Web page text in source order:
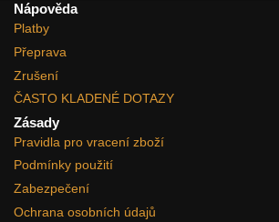
Nápověda
Platby
Přeprava
Zrušení
ČASTO KLADENÉ DOTAZY
Zásady
Pravidla pro vracení zboží
Podmínky použití
Zabezpečení
Ochrana osobních údajů